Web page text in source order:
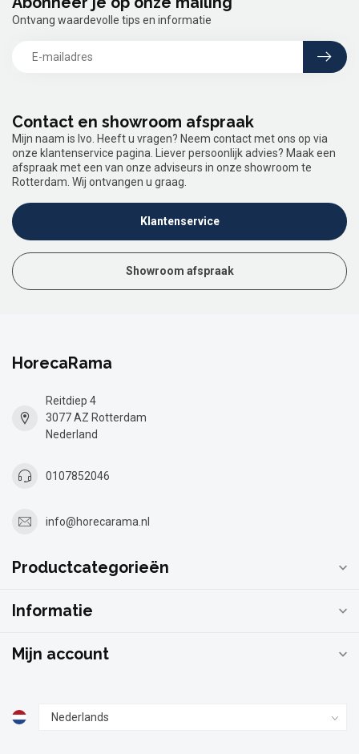
Contact en showroom afspraak
Mijn naam is Ivo. Heeft u vragen? Neem contact met ons op via
onze klantenservice pagina. Liever persoonlijk advies? Maak een
afspraak met een van onze adviseurs in onze showroom te
Rotterdam. Wij ontvangen u graag.
Klantenservice
Showroom afspraak
Ontvang waardevolle tips en informatie
HorecaRama
Reitdiep 4
3077 AZ Rotterdam
Nederland
0107852046
info@horecarama.nl
Productcategorieën
Informatie
Mijn account